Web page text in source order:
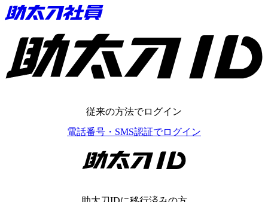
助太刀ID
従来の方法でログイン
電話番号・SMS認証でログイン
助太刀ID